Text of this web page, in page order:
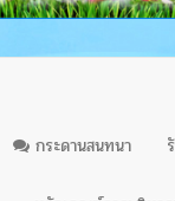
กระดานสนทนา